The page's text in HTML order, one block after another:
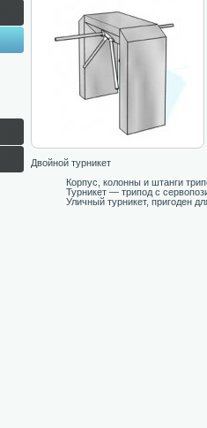
Двойной турникет
Корпус, колонны и штанги
Турникет — трипод с
Уличный турникет, пригоден